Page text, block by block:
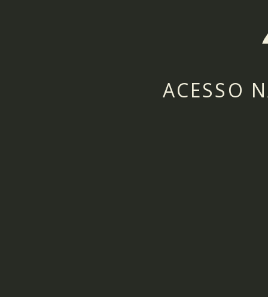
ACESSO